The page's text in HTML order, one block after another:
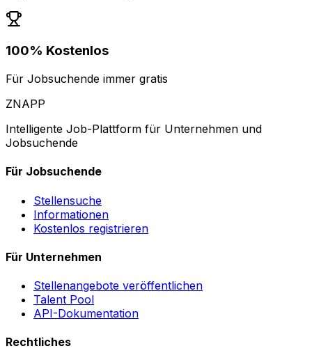
100% Kostenlos
Für Jobsuchende immer gratis
ZNAPP
Intelligente Job-Plattform für Unternehmen und
Jobsuchende
Für Jobsuchende
Stellensuche
Informationen
Kostenlos registrieren
Für Unternehmen
Stellenangebote veröffentlichen
Talent Pool
API-Dokumentation
Rechtliches